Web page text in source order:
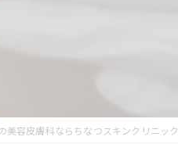
美容皮膚科ならちなつスキンクリニック